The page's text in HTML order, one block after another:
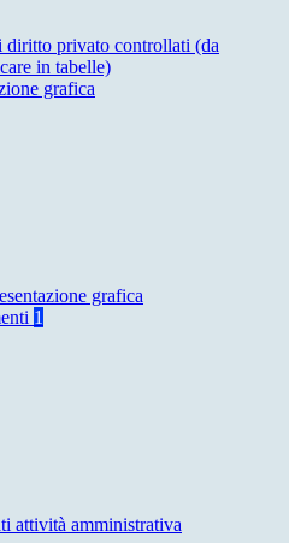
diritto privato controllati (da
in tabelle)
grafica
grafica
1
attività amministrativa